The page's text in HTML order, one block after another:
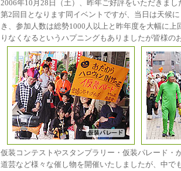
2006年10月28日（土）、昨年ご好評をいただきま
第2回目となります同イベントですが、当日は天候
き、参加人数は総勢1000人以上と昨年度を大幅に
りなくなるというハプニングもありましたが皆様
仮装コンテストやスタンプラリー・仮装パレード
道芸など様々な催し物を開催いたしましたが、中